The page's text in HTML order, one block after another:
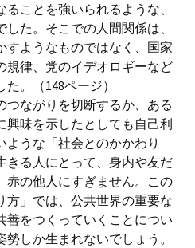
ことを強いられるような、
した。そこでの人間関係は、
すようなものではなく、国家
規律、党のイデオロギーなど
。（148ページ）
つながりを切断するか、ある
興味を示したとしても自己利
うな「社会とのかかわり
きる人にとって、身内や友だ
赤の他人にすぎません。この
方」では、公共世界の重要な
善をつくっていくことについ
しか生まれないでしょう。